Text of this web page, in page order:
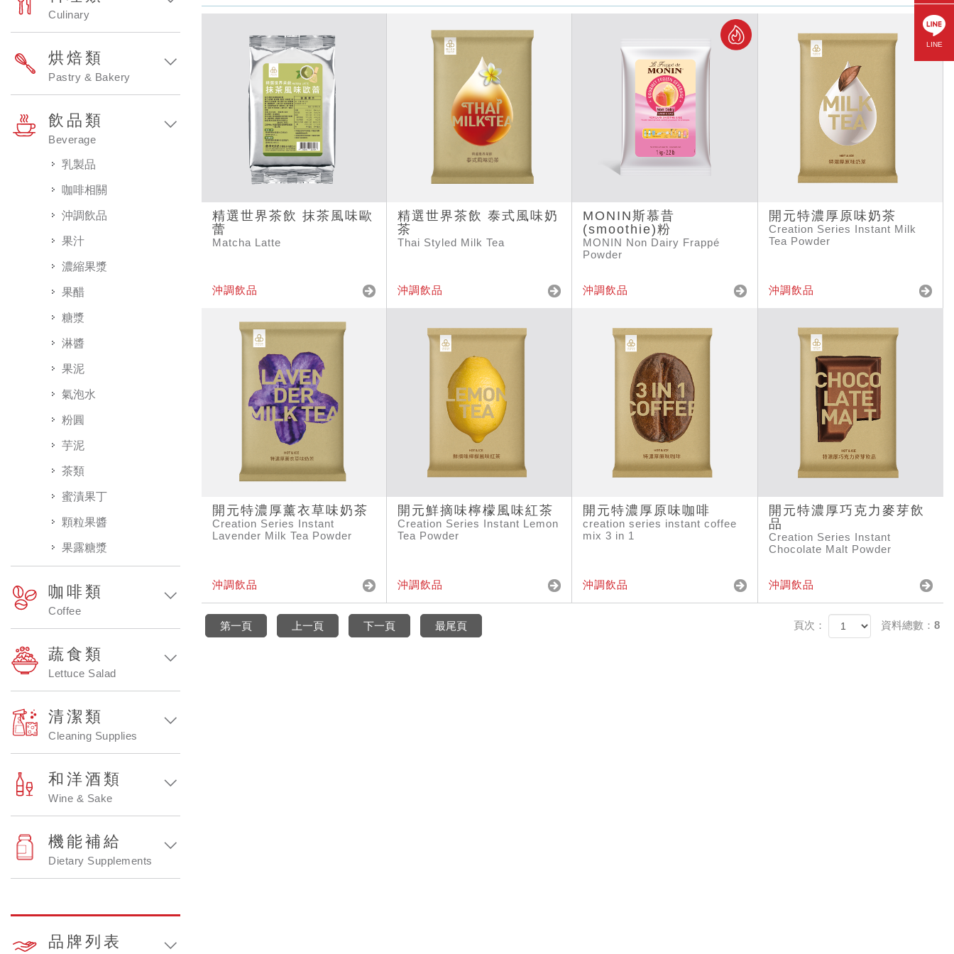
Culinary
烘焙類
Pastry & Bakery
飲品類
Beverage
乳製品
咖啡相關
沖調飲品
果汁
濃縮果漿
果醋
糖漿
淋醬
果泥
氣泡水
粉圓
芋泥
茶類
蜜漬果丁
顆粒果醬
果露糖漿
咖啡類
Coffee
蔬食類
Lettuce Salad
清潔類
Cleaning Supplies
和洋酒類
Wine & Sake
機能補給
Dietary Supplements
品牌列表
精選世界茶飲 抹茶風味歐
蕾
Matcha Latte
沖調飲品
精選世界茶飲 泰式風味奶
茶
Thai Styled Milk Tea
沖調飲品
MONIN斯慕昔
(smoothie)粉
MONIN Non Dairy Frappé
Powder
沖調飲品
開元特濃厚原味奶茶
Creation Series Instant Milk
Tea Powder
沖調飲品
開元特濃厚薰衣草味奶茶
Creation Series Instant
Lavender Milk Tea Powder
沖調飲品
開元鮮摘味檸檬風味紅茶
Creation Series Instant Lemon
Tea Powder
沖調飲品
開元特濃厚原味咖啡
creation series instant coffee
mix 3 in 1
沖調飲品
開元特濃厚巧克力麥芽飲
品
Creation Series Instant
Chocolate Malt Powder
沖調飲品
第一頁 上一頁 下一頁 最尾頁 頁次： 資料總數：8
LINE